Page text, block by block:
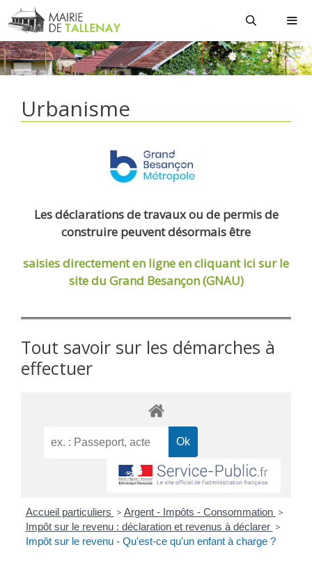
Aller
au
contenu
Urbanisme
Les déclarations de travaux ou de permis de
construire peuvent désormais être
saisies directement en ligneen cliquant ici sur le
site du Grand Besançon (GNAU)
Tout savoir sur les démarches à
effectuer
Accueil particuliers > Argent - Impôts - Consommation >
Impôt sur le revenu : déclaration et revenus à déclarer >
Impôt sur le revenu - Qu'est-ce qu'un enfant à charge ?